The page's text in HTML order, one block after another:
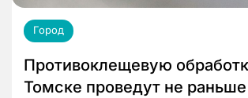
Город
Противоклещевую
Томске проведут не